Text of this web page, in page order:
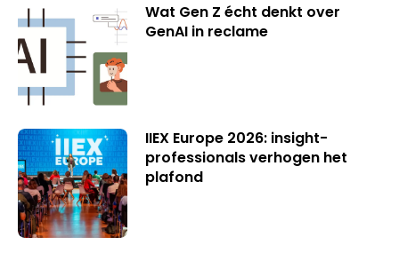
Wat Gen Z écht denkt over
GenAI in reclame
IIEX Europe 2026: insight-
professionals verhogen het
plafond